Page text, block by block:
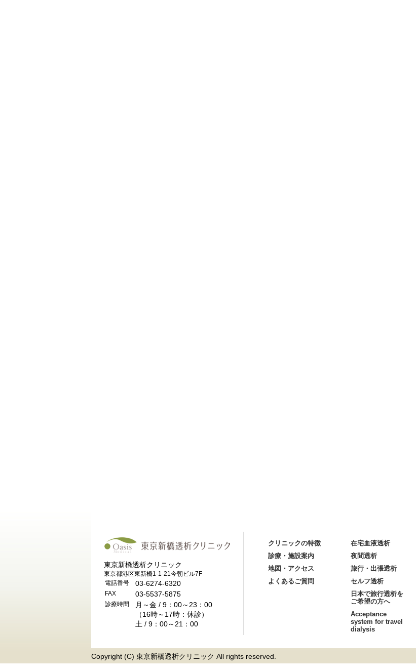
東京新橋透析クリニック
東京都港区東新橋1-1-21今朝ビル7F
電話番号
03-6274-6320
FAX 03-5537-5875
診療時間
月～金 / 9：00～23：00
（16時～17時：休診）
土 / 9：00～21：00
クリニックの特徴
診療・施設案内
地図・アクセス
よくあるご質問
在宅血液透析
夜間透析
旅行・出張透析
セルフ透析
日本で旅行透析を
ご希望の方へ
Acceptance
system for travel
dialysis
Copyright (C) 東京新橋透析クリニック All rights reserved.